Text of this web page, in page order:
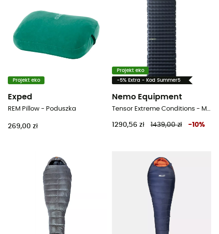
Projekt eko
Exped
REM Pillow - Poduszka
269,00 zł
Projekt eko
-5% Extra - Kod Summer5
Nemo Equipment
Tensor Extreme Conditions - Mata
1290,56 zł 1439,00 zł -10%